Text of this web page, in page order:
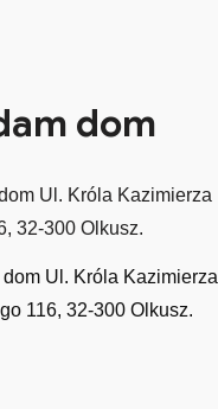
dom
Ul. Króla Kazimierza
116, 32-300 Olkusz.